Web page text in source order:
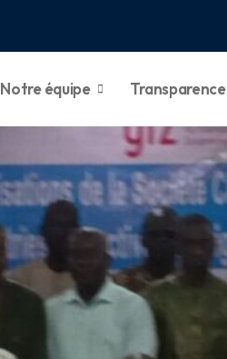
Notre équipe Transparence